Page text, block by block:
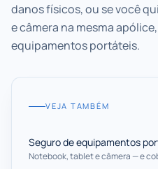
danos físicos, ou se você
e câmera na mesma
equipamentos portáteis.
VEJA TAMBÉM
Seguro de equipamentos
Notebook, tablet e câmera — e